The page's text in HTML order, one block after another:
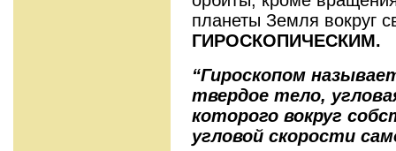
планеты Земля вокруг
ГИРОСКОПИЧЕСКИМ.
“Гироскопом
твердое тело,
которого вокруг
угловой скорости